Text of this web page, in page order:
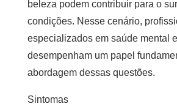
beleza podem contribuir para o
condições. Nesse cenário,
especializados em saúde mental
desempenham um papel
abordagem dessas questões.
Sintomas